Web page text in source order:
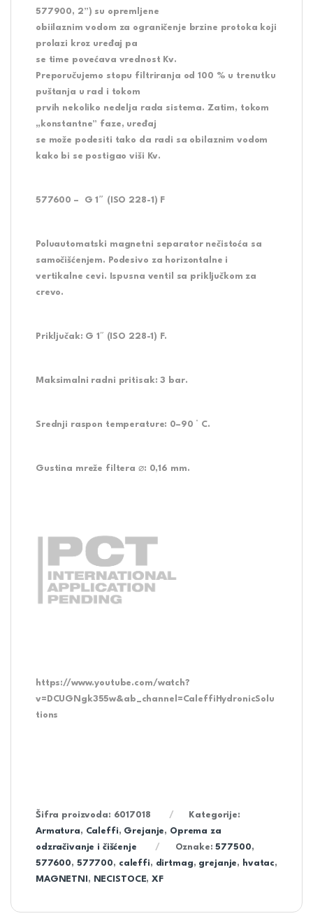
577900, 2”) su opremljene
obiilaznim vodom za ograničenje brzine protoka koji
prolazi kroz uređaj pa
se time povećava vrednost Kv.
Preporučujemo stopu filtriranja od 100 % u trenutku
puštanja u rad i tokom
prvih nekoliko nedelja rada sistema. Zatim, tokom
„konstantne” faze, uređaj
se može podesiti tako da radi sa obilaznim vodom
kako bi se postigao viši Kv.
577600 – G 1″ (ISO 228-1) F
Poluautomatski magnetni separator nečistoća sa
samočišćenjem. Podesivo za horizontalne i
vertikalne cevi. Ispusna ventil sa priključkom za
crevo.
Priključak: G 1″ (ISO 228-1) F.
Maksimalni radni pritisak: 3 bar.
Srednji raspon temperature: 0–90 ° C.
Gustina mreže filtera ⌀: 0,16 mm.
https://www.youtube.com/watch?
v=DCUGNgk355w&ab_channel=CaleffiHydronicSolu
tions
Šifra proizvoda: 6017018
Kategorije:
Armatura, Caleffi, Grejanje, Oprema za
odzračivanje i čišćenje
Oznake:577500,
577600, 577700, caleffi, dirtmag, grejanje, hvatac,
MAGNETNI , NECISTOCE,XF